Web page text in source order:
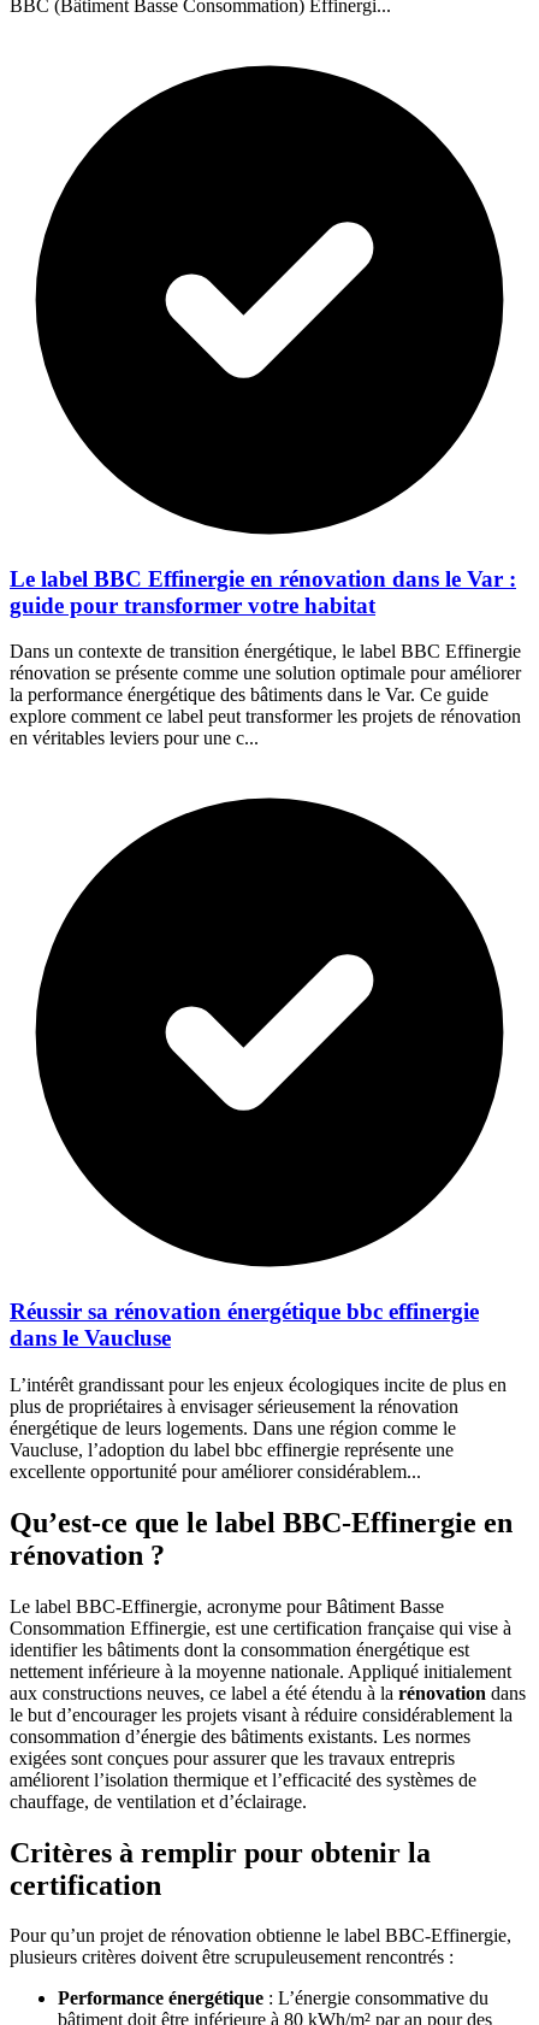
BBC (Bâtiment Basse Consommation) Effinergi...
Le label BBC Effinergie en rénovation dans le Var :
guide pour transformer votre habitat
Dans un contexte de transition énergétique, le label BBC Effinergie
rénovation se présente comme une solution optimale pour améliorer
la performance énergétique des bâtiments dans le Var. Ce guide
explore comment ce label peut transformer les projets de rénovation
en véritables leviers pour une c...
Réussir sa rénovation énergétique bbc effinergie
dans le Vaucluse
L’intérêt grandissant pour les enjeux écologiques incite de plus en
plus de propriétaires à envisager sérieusement la rénovation
énergétique de leurs logements. Dans une région comme le
Vaucluse, l’adoption du label bbc effinergie représente une
excellente opportunité pour améliorer considérablem...
Qu’est-ce que le label BBC-Effinergie en
rénovation ?
Le label BBC-Effinergie, acronyme pour Bâtiment Basse
Consommation Effinergie, est une certification française qui vise à
identifier les bâtiments dont la consommation énergétique est
nettement inférieure à la moyenne nationale. Appliqué initialement
aux constructions neuves, ce label a été étendu à la rénovation dans
le but d’encourager les projets visant à réduire considérablement la
consommation d’énergie des bâtiments existants. Les normes
exigées sont conçues pour assurer que les travaux entrepris
améliorent l’isolation thermique et l’efficacité des systèmes de
chauffage, de ventilation et d’éclairage.
Critères à remplir pour obtenir la
certification
Pour qu’un projet de rénovation obtienne le label BBC-Effinergie,
plusieurs critères doivent être scrupuleusement rencontrés :
Performance énergétique : L’énergie consommative du
bâtiment doit être inférieure à 80 kWh/m² par an pour des